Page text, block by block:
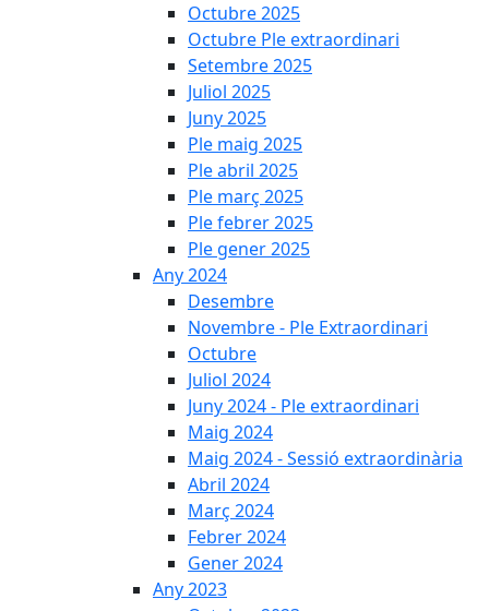
Octubre 2025
Octubre Ple extraordinari
Setembre 2025
Juliol 2025
Juny 2025
Ple maig 2025
Ple abril 2025
Ple març 2025
Ple febrer 2025
Ple gener 2025
Any 2024
Desembre
Novembre - Ple Extraordinari
Octubre
Juliol 2024
Juny 2024 - Ple extraordinari
Maig 2024
Maig 2024 - Sessió extraordinària
Abril 2024
Març 2024
Febrer 2024
Gener 2024
Any 2023